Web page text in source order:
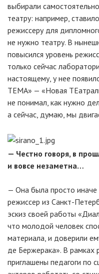
выбирали
театру: например,
режиссеру для
не нужно театру. В
повысился уровень
только сейчас
настоящему, у нее
ТЕМА» — «Новая
не понимал, как нужно
а сейчас, думаю, мы
— Честно говоря, в
и вовсе незаметна…
— Она была просто
режиссер из Санкт-
эскиз своей работы
что молодой человек
материала, и доверили
де Бержерака». В рамках
приглашены педагоги по